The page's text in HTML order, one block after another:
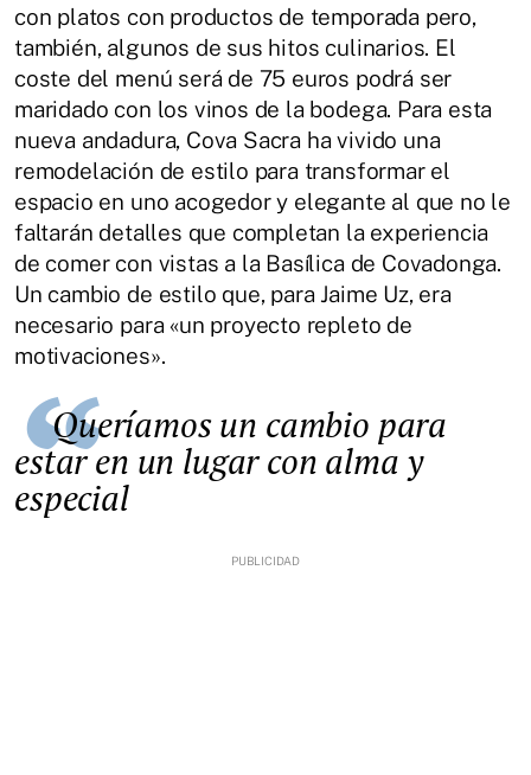
con platos con productos de temporada pero,
también, algunos de sus hitos culinarios. El
coste del menú será de 75 euros podrá ser
maridado con los vinos de la bodega. Para esta
nueva andadura, Cova Sacra ha vivido una
remodelación de estilo para transformar el
espacio en uno acogedor y elegante al que no le
faltarán detalles que completan la experiencia
de comer con vistas a la Basílica de Covadonga.
Un cambio de estilo que, para Jaime Uz, era
necesario para «un proyecto repleto de
motivaciones».
Queríamos un cambio para
estar en un lugar con alma y
especial